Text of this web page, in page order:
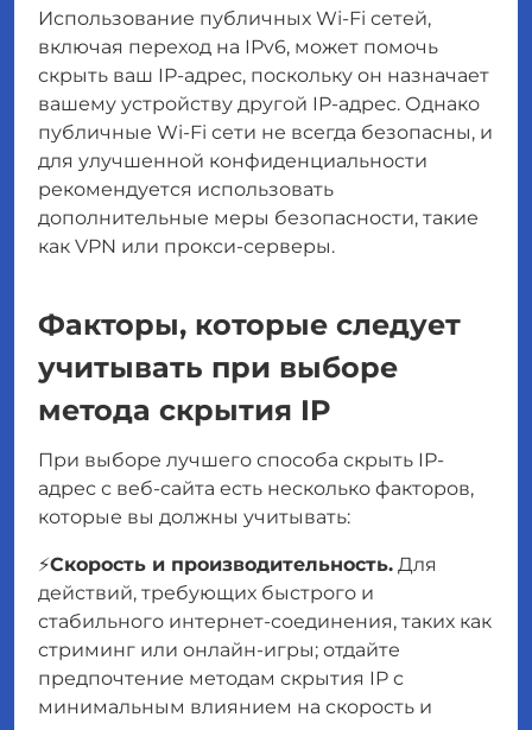
Использование публичных Wi-Fi сетей,
включая переход на IPv6, может помочь
скрыть ваш IP-адрес, поскольку он назначает
вашему устройству другой IP-адрес. Однако
публичные Wi-Fi сети не всегда безопасны, и
для улучшенной конфиденциальности
рекомендуется использовать
дополнительные меры безопасности, такие
как VPN или прокси-серверы.
Факторы, которые следует
учитывать при выборе
метода скрытия IP
При выборе лучшего способа скрыть IP-
адрес с веб-сайта есть несколько факторов,
которые вы должны учитывать:
⚡Скорость и производительность. Для
действий, требующих быстрого и
стабильного интернет-соединения, таких как
стриминг или онлайн-игры; отдайте
предпочтение методам скрытия IP с
минимальным влиянием на скорость и